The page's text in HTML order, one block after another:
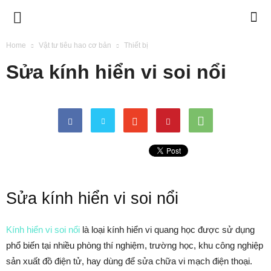
BIMETECH
Home Vật tư tiêu hao cơ bản Thiết bị
Sửa kính hiển vi soi nổi
Sửa kính hiển vi soi nổi
Kính hiển vi soi nổi là loại kính hiển vi quang học được sử dụng
phổ biến tại nhiều phòng thí nghiệm, trường học, khu công nghiệp
sản xuất đồ điện tử, hay dùng để sửa chữa vi mạch điện thoại.